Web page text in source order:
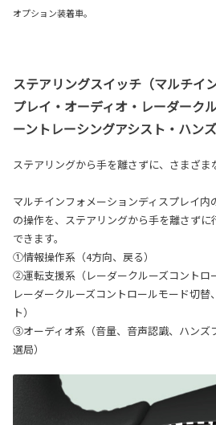
オプション装着車。
ステアリングスイッチ（マルチイ
プレイ・オーディオ・レーダーク
ーントレーシングアシスト・ハン
ステアリングから手を離さずに、さまざま
マルチインフォメーションディスプレイ
の操作を、ステアリングから手を離さず
できます。
①情報操作系（4方向、戻る）
②運転支援系（レーダークルーズコントロ
レーダークルーズコントロールモード切替
ト）
③オーディオ系（音量、音声認識、ハンズ
選局）